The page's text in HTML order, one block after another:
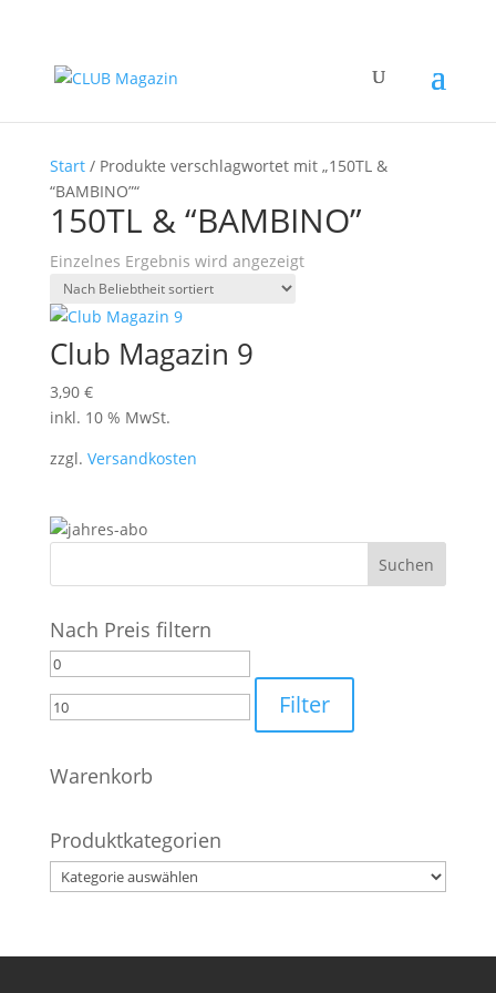
Start/ Produkte verschlagwortet mit „150TL &
“BAMBINO”“
150TL & “BAMBINO”
Einzelnes Ergebnis wird angezeigt
Club Magazin 9
3,90 €
inkl. 10 % MwSt.
zzgl. Versandkosten
Nach Preis filtern
Min.
Filter
Warenkorb
Produktkategorien